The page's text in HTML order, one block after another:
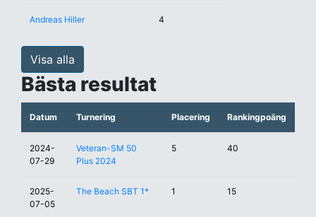
Andreas Hiller 4
Visa alla
Bästa resultat
Datum Turnering Placering Rankingpoäng
2024-
07-29
Veteran-SM 50
Plus 2024
5 40
2025-
07-05
The Beach SBT 1* 1 15